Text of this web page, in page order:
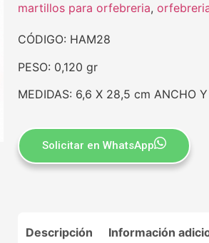
martillos para orfebreria,
CÓDIGO: HAM28
PESO: 0,120 gr
MEDIDAS: 6,6 X 28,5 cm ANCHO
Solicitar en WhatsApp
Descripción Información